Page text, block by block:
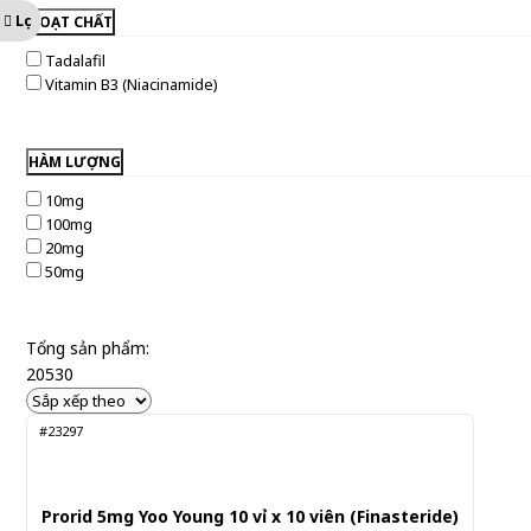
HOẠT CHẤT
Tadalafil
Vitamin B3 (Niacinamide)
HÀM LƯỢNG
10mg
100mg
20mg
50mg
Tổng sản phẩm:
20530
#23297
Prorid 5mg Yoo Young 10 vỉ x 10 viên (Finasteride)
Lọc